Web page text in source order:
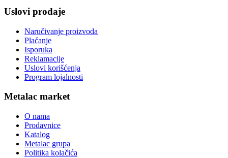
Uslovi prodaje
Naručivanje proizvoda
Plaćanje
Isporuka
Reklamacije
Uslovi korišćenja
Program lojalnosti
Metalac market
O nama
Prodavnice
Katalog
Metalac grupa
Politika kolačića